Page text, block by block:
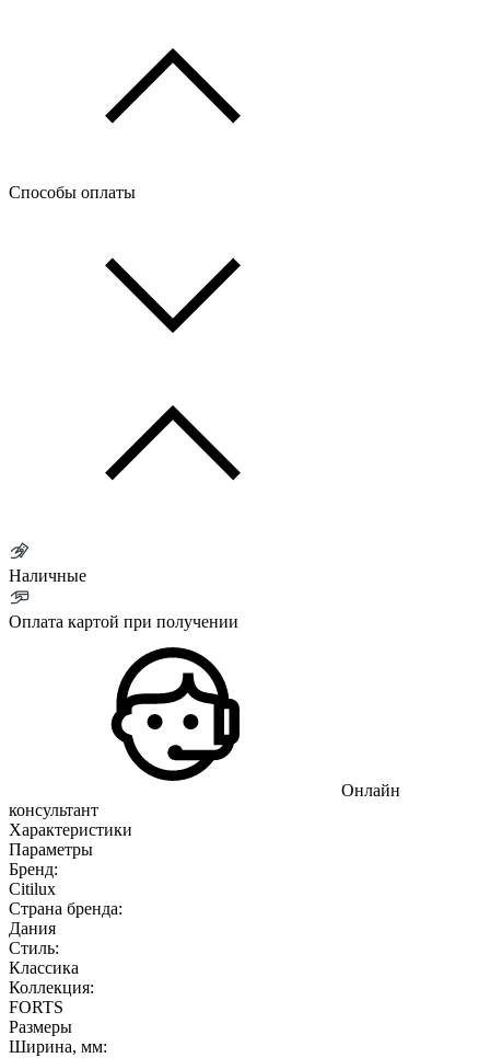
Способы оплаты
Наличные
Оплата картой при получении
Онлайн
консультант
Характеристики
Параметры
Бренд:
Citilux
Страна бренда:
Дания
Стиль:
Классика
Коллекция:
FORTS
Размеры
Ширина, мм: